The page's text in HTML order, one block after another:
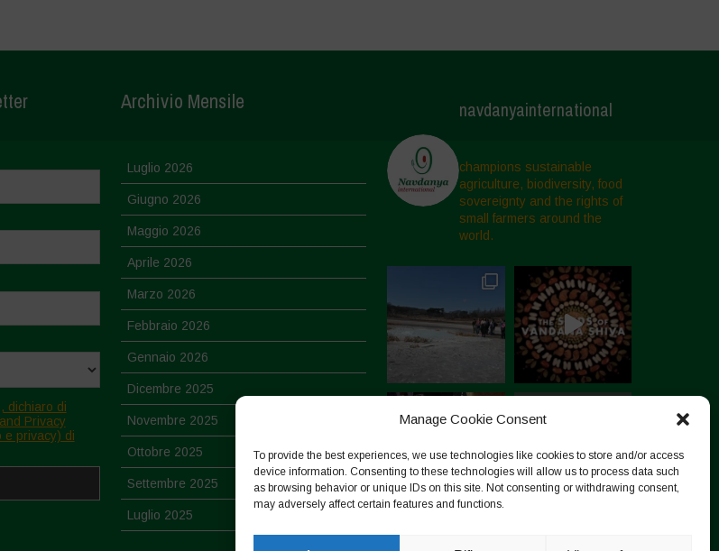
Manage Cookie Consent
To provide the best experiences, we use technologies like cookies to store and/or access
device information. Consenting to these technologies will allow us to process data such
as browsing behavior or unique IDs on this site. Not consenting or withdrawing consent,
may adversely affect certain features and functions.
dichiaro di
Privacy
e privacy) di
Archivio Mensile
Luglio 2026
Giugno 2026
Maggio 2026
Aprile 2026
Marzo 2026
Febbraio 2026
Gennaio 2026
Dicembre 2025
Novembre 2025
Ottobre 2025
Settembre 2025
Luglio 2025
navdanyainternational
champions sustainable
agriculture, biodiversity, food
sovereignty and the rights of
small farmers around the
world.